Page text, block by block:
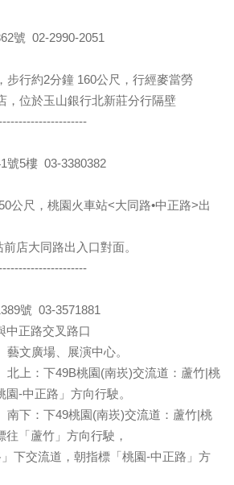
號 02-2990-2051
步行約2分鐘 160公尺，行經麥當勞
，位於玉山銀行北新莊分行隔壁
號5樓 03-3380382
公尺，桃園火車站<大同路•中正路>出
店大同路出入口對面。
號 03-3571881
中正路交叉路口
文廣場、展演中心。
北上：下49B桃園(南崁)交流道：蘆竹|桃
-中正路」方向行駛。
南下：下49桃園(南崁)交流道：蘆竹|桃
「蘆竹」方向行駛，
下交流道，朝指標「桃園-中正路」方